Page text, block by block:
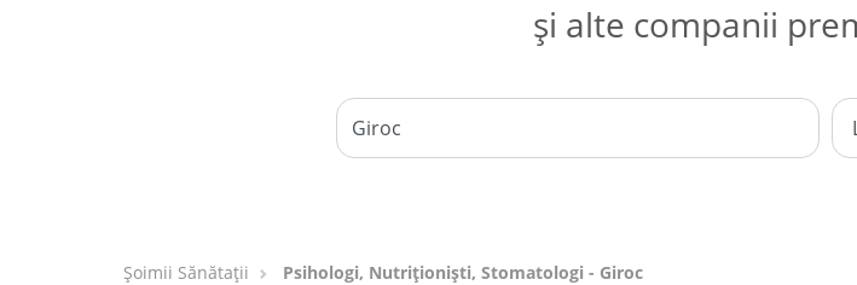
și alte companii
Şoimii Sănătații Psihologi, Nutriționiști, Stomatologi - Giroc